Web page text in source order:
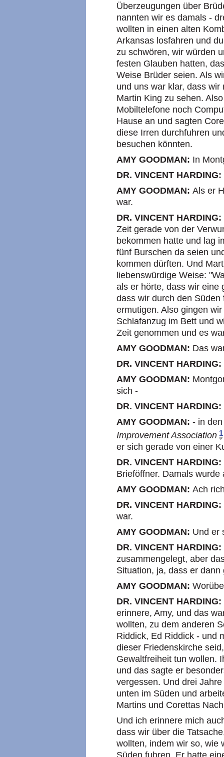
Überzeugungen über
nannten wir es damals -
wollten in einen alten
Arkansas losfahren und
zu schwören, wir würden
festen Glauben hatten,
Weise Brüder seien. Als
und uns war klar, dass
Martin King zu sehen.
Mobiltelefone noch
Hause an und sagten
diese Irren durchfuhren
besuchen könnten.
AMY GOODMAN: In
DR. VINCENT HARDING:
AMY GOODMAN: Als er
war.
DR. VINCENT HARDING:
Zeit gerade von der
bekommen hatte und lag
fünf Burschen da seien
kommen dürften. Und
liebenswürdige Weise:
als er hörte, dass wir eine
dass wir durch den
ermutigen. Also gingen
Schlafanzug im Bett und
Zeit genommen und es
AMY GOODMAN: Das
DR. VINCENT HARDING:
AMY GOODMAN:
sich -
DR. VINCENT HARDING:
AMY GOODMAN: - in
Improvement Association 1
er sich gerade von einer
DR. VINCENT HARDING:
Brieföffner. Damals
AMY GOODMAN: Ach
DR. VINCENT HARDING:
war.
AMY GOODMAN: Und er
DR. VINCENT HARDING:
zusammengelegt, aber
Situation, ja, dass er dann
AMY GOODMAN:
DR. VINCENT HARDING:
erinnere, Amy, und das
wollten, zu dem anderen
Riddick, Ed Riddick - und
dieser Friedenskirche
Gewaltfreiheit tun wollen.
und das sagte er
vergessen. Und drei
unten im Süden und
Martins und Corettas
Und ich erinnere mich
dass wir über die
wollten, indem wir so, wie